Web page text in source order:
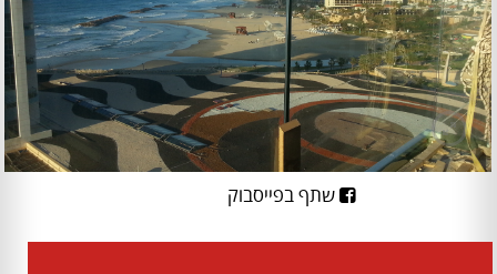
שתף בפייסבוק